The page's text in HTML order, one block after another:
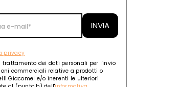
privacy
trattamento dei dati personali per l'invio
commerciali relative a prodotti o
Giacomel e/o inerenti le ulteriori